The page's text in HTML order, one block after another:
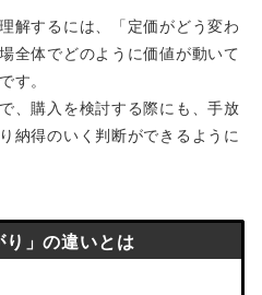
解するには、「定価がどう変わ
全体でどのように価値が動いて
す。
、購入を検討する際にも、手放
納得のいく判断ができるように
り」の違いとは